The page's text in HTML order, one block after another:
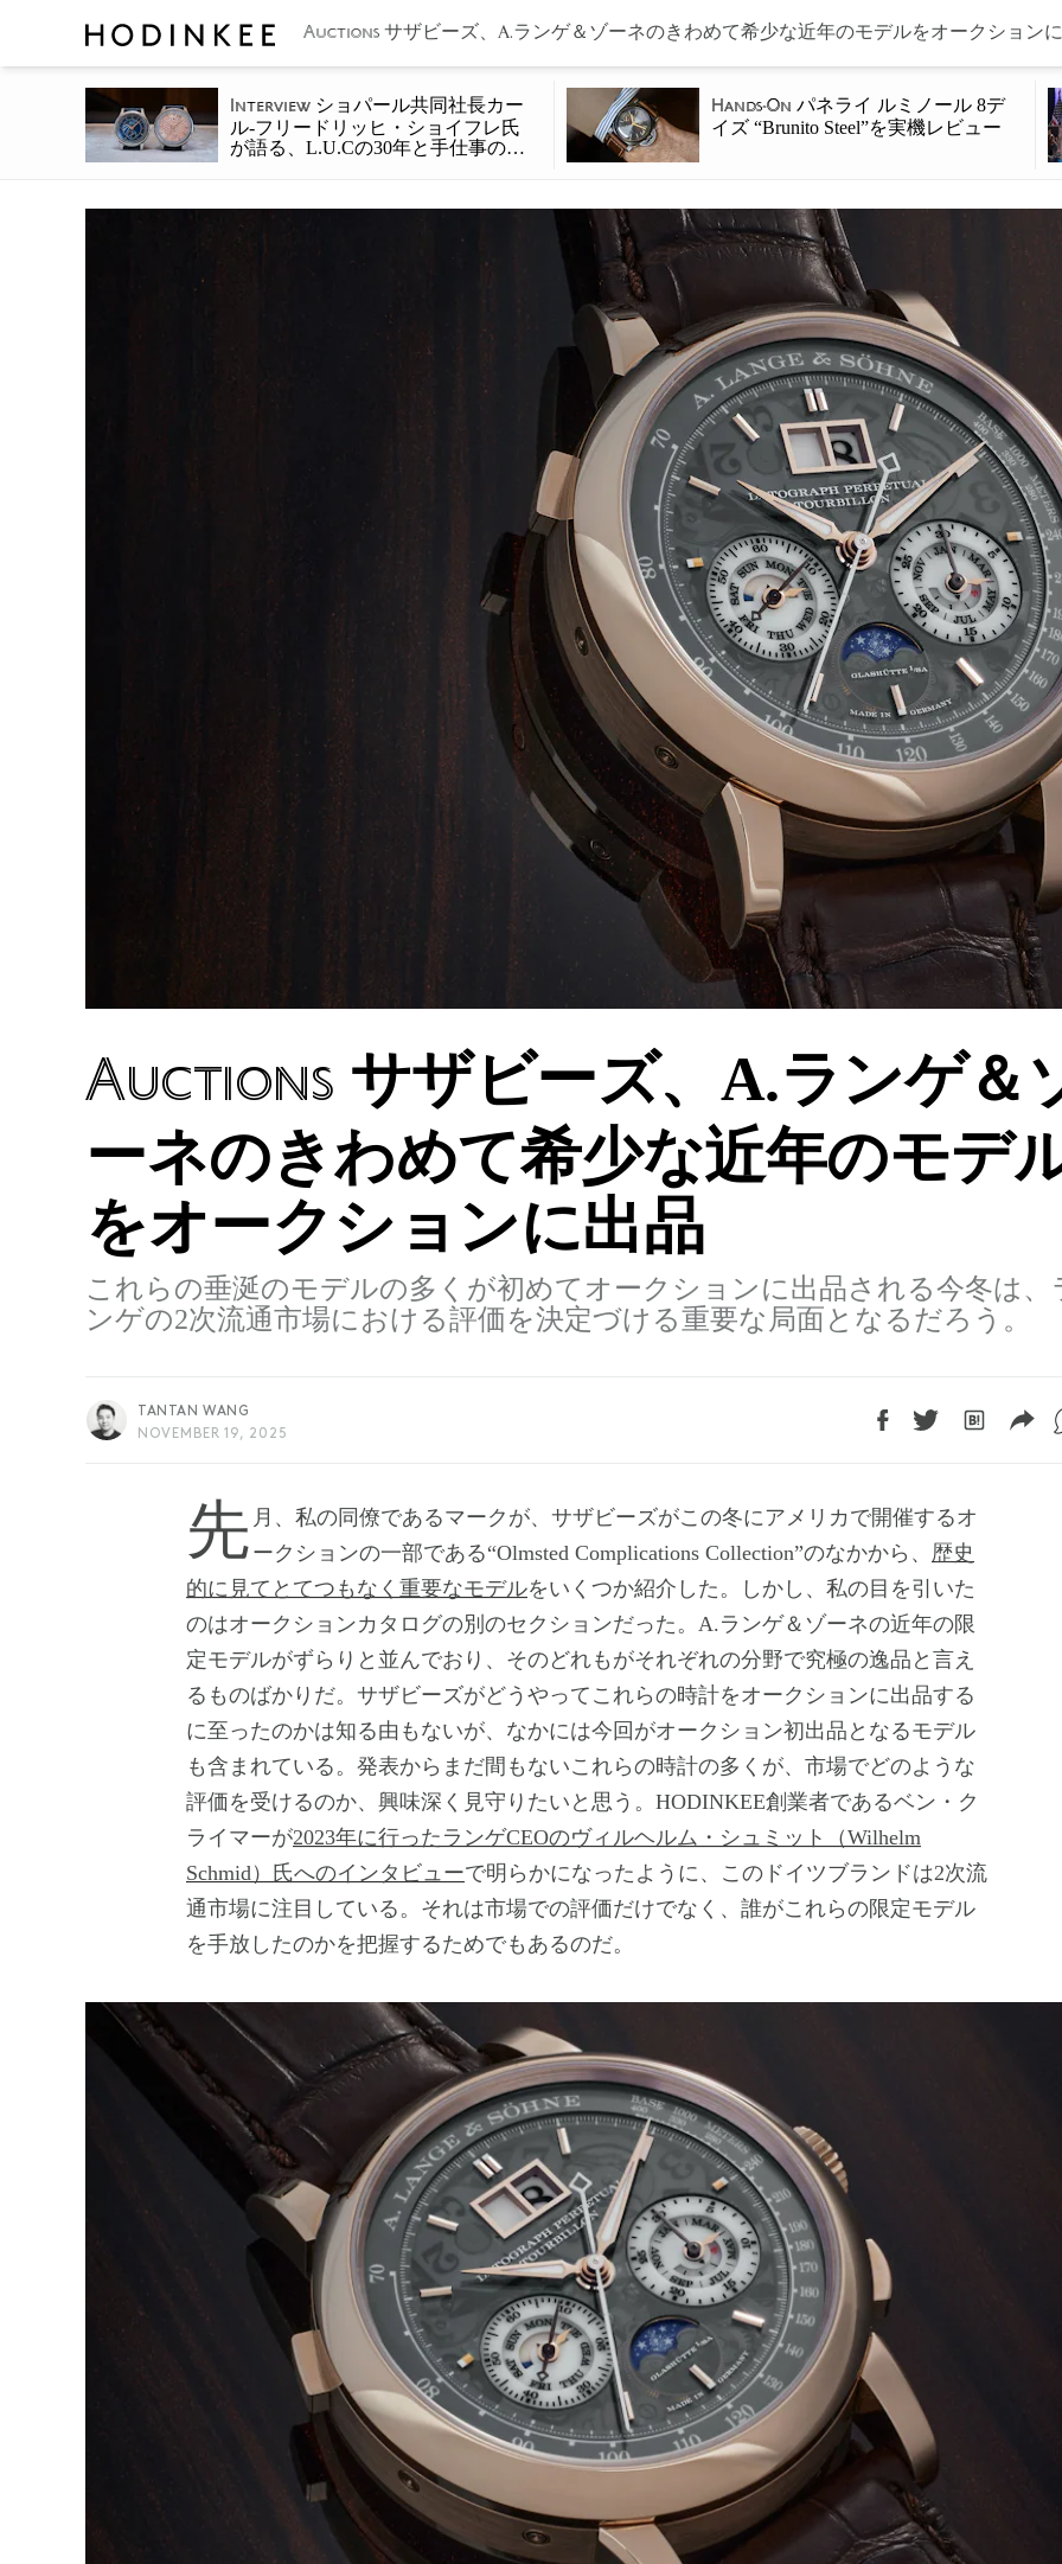
Auctions サザビーズ、A.ランゲ＆ゾーネのきわめて希少な近年のモデルをオークション
Interview ショパール共同社長カー
ル-フリードリッヒ・ショイフレ氏
が語る、L.U.Cの30年と手仕事の未
Hands-On パネライ ルミノール 8デ
イズ “Brunito Steel”を実機レビュー
Auctions サザビーズ、A.ランゲ＆
ーネのきわめて希少な近年のモデ
をオークションに出品
これらの垂涎のモデルの多くが初めてオークションに出品される今冬は、
ンゲの2次流通市場における評価を決定づける重要な局面となるだろう。
TANTAN WANG
NOVEMBER 19, 2025
先月、私の同僚であるマークが、サザビーズがこの冬にアメリカで開催するオ ークションの一部である“Olmsted Complications Collection”のなかから、 歴史
的に見てとてつもなく重要なモデルをいくつか紹介した。しかし、私の目を引いた
のはオークションカタログの別のセクションだった。A.ランゲ＆ゾーネの近年の限
定モデルがずらりと並んでおり、そのどれもがそれぞれの分野で究極の逸品と言え
るものばかりだ。サザビーズがどうやってこれらの時計をオークションに出品する
に至ったのかは知る由もないが、なかには今回がオークション初出品となるモデル
も含まれている。発表からまだ間もないこれらの時計の多くが、市場でどのような
評価を受けるのか、興味深く見守りたいと思う。HODINKEE創業者であるベン・ク
ライマーが2023年に行ったランゲCEOのヴィルヘルム・シュミット（Wilhelm
Schmid）氏へのインタビューで明らかになったように、このドイツブランドは2次流
通市場に注目している。それは市場での評価だけでなく、誰がこれらの限定モデル
を手放したのかを把握するためでもあるのだ。